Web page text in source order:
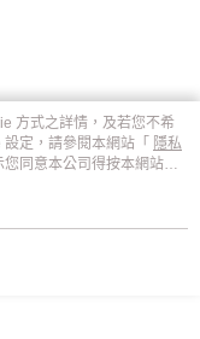
方式之詳情，及若您不希
定，請參閱本網站「 隱私
同意本公司得按本網站使